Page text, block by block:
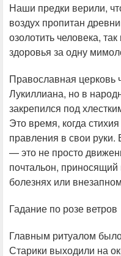
Наши предки верили,
воздух пропитан
озолотить человека,
здоровья за одну
Православная церковь
Лукиллиана, но в
закрепился под
Это время, когда
правления в свои руки.
— это не просто
почтальон,
болезнях или
Гадание по розе ветров
Главным ритуалом
Старики выходили на